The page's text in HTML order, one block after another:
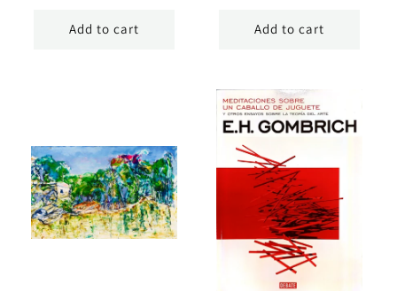
Add to cart Add to cart